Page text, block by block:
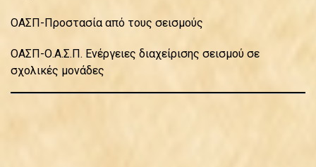
ΟΑΣΠ-Προστασία από τους σεισμούς
ΟΑΣΠ-Ο.Α.Σ.Π. Ενέργειες διαχείρισης σεισμού σε
σχολικές μονάδες